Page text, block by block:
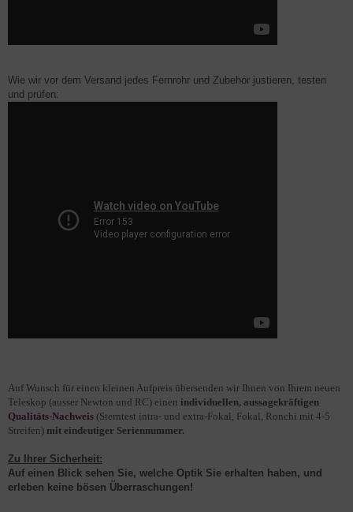
Wie wir vor dem Versand jedes Fernrohr und Zubehör justieren, testen
und prüfen:
Auf Wunsch für einen kleinen Aufpreis übersenden wir Ihnen von Ihrem neuen
Teleskop (ausser Newton und RC) einen individuellen, aussagekräftigen
Qualitäts-Nachweis (Sterntest intra- und extra-Fokal, Fokal, Ronchi mit 4-5
Streifen) mit eindeutiger Seriennummer.
Zu Ihrer Sicherheit:
Auf einen Blick sehen Sie, welche Optik Sie erhalten haben, und
erleben keine bösen Überraschungen!